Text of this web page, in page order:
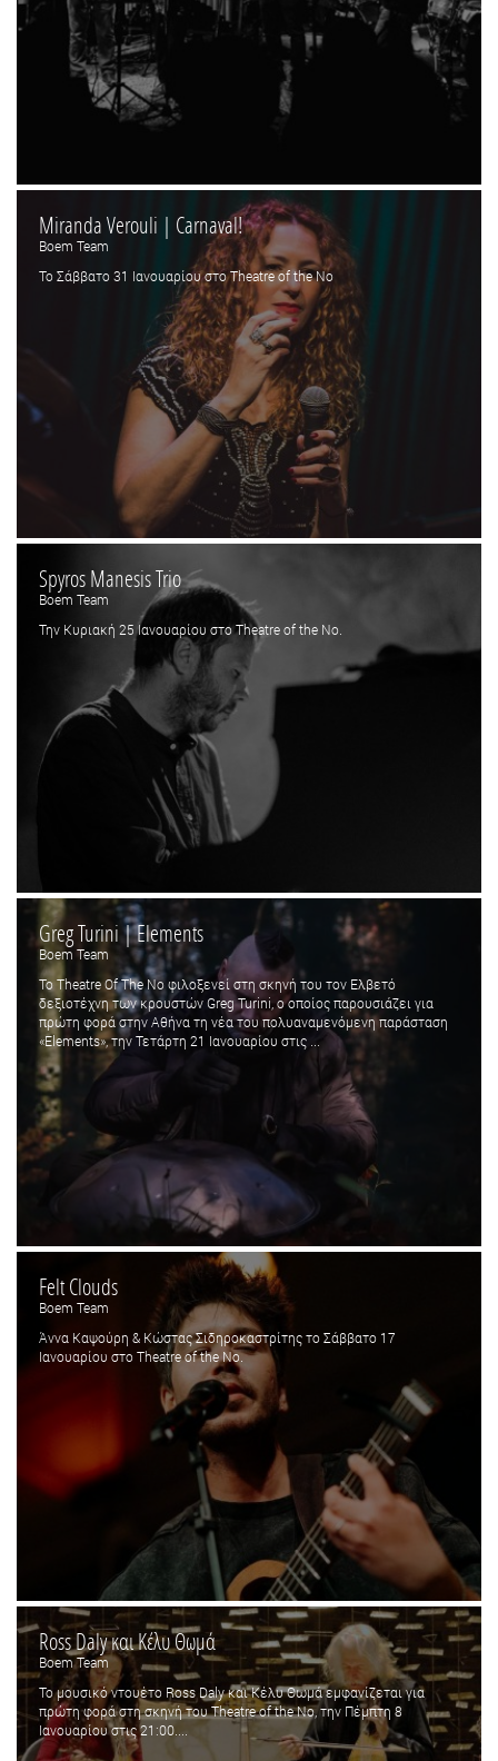
Miranda Verouli | Carnaval!
Boem Team
Το Σάββατο 31 Ιανουαρίου στο Theatre of the No
Spyros Manesis Trio
Boem Team
Την Κυριακή 25 Ιανουαρίου στο Theatre of the No.
Greg Turini | Elements
Boem Team
Το Theatre Of The No φιλοξενεί στη σκηνή του τον Ελβετό
δεξιοτέχνη των κρουστών Greg Turini, ο οποίος παρουσιάζει για
πρώτη φορά στην Αθήνα τη νέα του πολυαναμενόμενη παράσταση
«Elements», την Τετάρτη 21 Ιανουαρίου στις ...
Felt Clouds
Boem Team
Άννα Καψούρη & Κώστας Σιδηροκαστρίτης το Σάββατο 17
Ιανουαρίου στο Theatre of the No.
Ross Daly και Κέλυ Θωμά
Boem Team
Το μουσικό ντουέτο Ross Daly και Κέλυ Θωμά εμφανίζεται για
πρώτη φορά στη σκηνή του Theatre of the No, την Πέμπτη 8
Ιανουαρίου στις 21:00....